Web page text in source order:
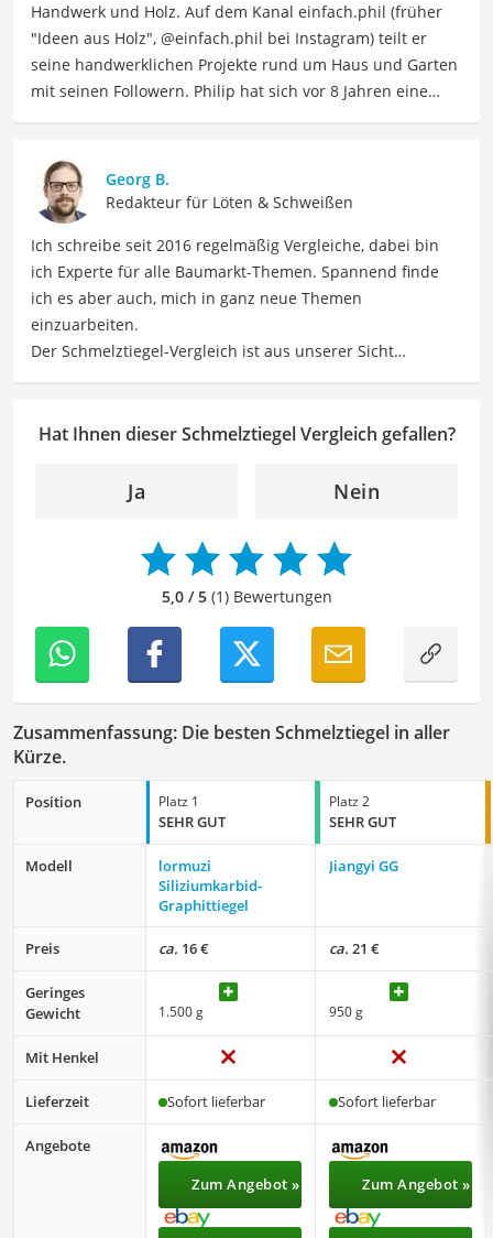
Handwerk und Holz. Auf dem Kanal einfach.phil (früher
"Ideen aus Holz", @einfach.phil bei Instagram) teilt er
seine handwerklichen Projekte rund um Haus und Garten
mit seinen Followern. Philip hat sich vor 8 Jahren eine
individuelle Produkte aus Holz her. Außerdem setzt er
vom Fliesenlegen bis hin zu Pflaster- und Elektroarbeiten
viele verschiedene Projekte ums Haus um. Bisher hat er
u.a. eine Werkstatt, ein Mikrozementbad und eine
Terrasse mit Drainagemörtel umgebaut, Trockenbau und
Elektroarbeit umgesetzt sowie eigene Möbel gebaut und
gestaltet. Philip bringt sein technisches und
handwerkliches Verständnis zusammen und arbeitet sich
besonders empfehlenswert fürKochbegeisterteund
Georg B.
Redakteur für Löten & Schweißen
Ich schreibe seit 2016 regelmäßig Vergleiche, dabei bin
ich Experte für alle Baumarkt-Themen. Spannend finde
ich es aber auch, mich in ganz neue Themen
einzuarbeiten.
Der Schmelztiegel-Vergleich ist aus unserer Sicht
Hat Ihnen dieser Schmelztiegel Vergleich gefallen?
Ja Nein
5,0 / 5(1) Bewertungen
Zusammenfassung: Die besten Schmelztiegel in aller
Kürze.
Position Platz 1
SEHR GUT
Platz 2
SEHR GUT
Modell
lormuzi
Siliziumkarbid-
Graphittiegel
Jiangyi GG
Preis ca. 16 € ca. 21 €
Geringes
Gewicht
1.500 g 950 g
Mit Henkel
Lieferzeit Sofort lieferbar Sofort lieferbar
Angebote
Zum Angebot »
Zum Angebot »